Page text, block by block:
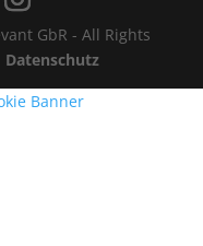
GbR - All Rights
Datenschutz
Banner